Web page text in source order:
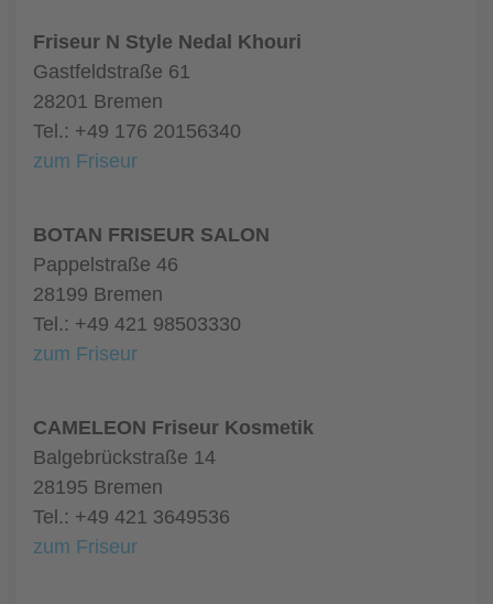
Friseur N Style Nedal Khouri
Gastfeldstraße 61
28201 Bremen
Tel.: +49 176 20156340
zum Friseur
BOTAN FRISEUR SALON
Pappelstraße 46
28199 Bremen
Tel.: +49 421 98503330
zum Friseur
CAMELEON Friseur Kosmetik
Balgebrückstraße 14
28195 Bremen
Tel.: +49 421 3649536
zum Friseur